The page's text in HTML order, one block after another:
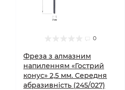
0
Фреза з алмазним
напиленням «Гострий
конус» 2,5 мм. Середня
абразивність (245/027)